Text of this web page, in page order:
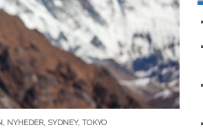
, NYHEDER, SYDNEY,TOKYO